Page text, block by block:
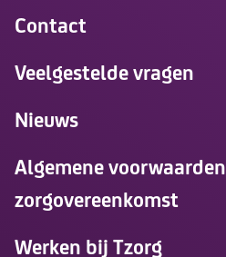
Contact
Veelgestelde vragen
Nieuws
Algemene voorwaarden
zorgovereenkomst
Werken bij Tzorg